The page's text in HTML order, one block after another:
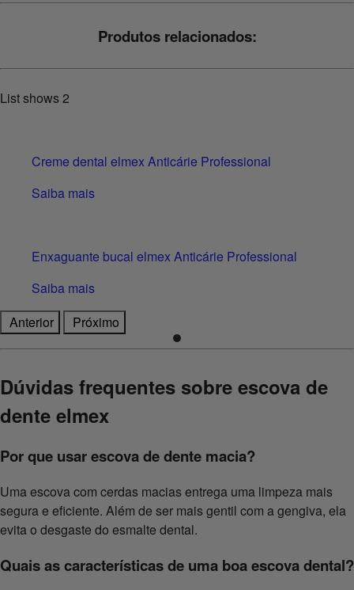
Produtos relacionados:
List shows2
Creme dental elmex Anticárie Professional
Saiba mais
Enxaguante bucal elmex Anticárie Professional
Saiba mais
Anterior
Próximo
Dúvidas frequentes sobre escova de
dente elmex
Por que usar escova de dente macia?
Uma escova com cerdas macias entrega uma limpeza mais
segura e eficiente. Além de ser mais gentil com a gengiva, ela
evita o desgaste do esmalte dental.
Quais as características de uma boa escova dental?